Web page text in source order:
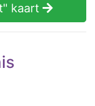
kaart